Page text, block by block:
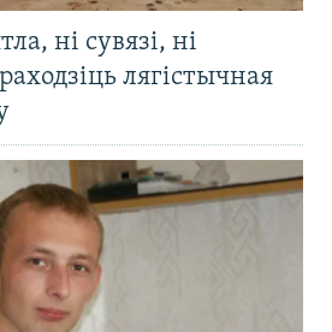
ні сувязі, ні
лягістычная